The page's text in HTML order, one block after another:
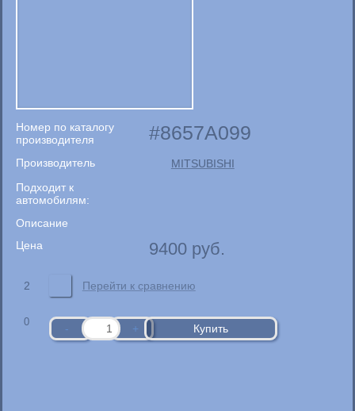
Номер по каталогу
производителя
8657A099
Производитель
MITSUBISHI
Подходит к
автомобилям:
Описание
Цена
9400руб.
2 Перейти к сравнению
0